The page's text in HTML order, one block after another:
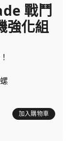
戰鬥
強化組
加入購物車